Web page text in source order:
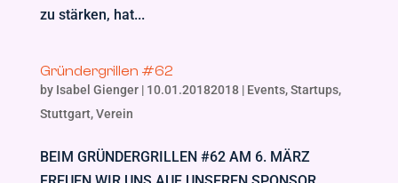
zu stärken, hat...
Gründergrillen #62
by Isabel Gienger| 10.01.20182018| Events,Startups,
Stuttgart,Verein
BEIM GRÜNDERGRILLEN #62 AM 6. MÄRZ